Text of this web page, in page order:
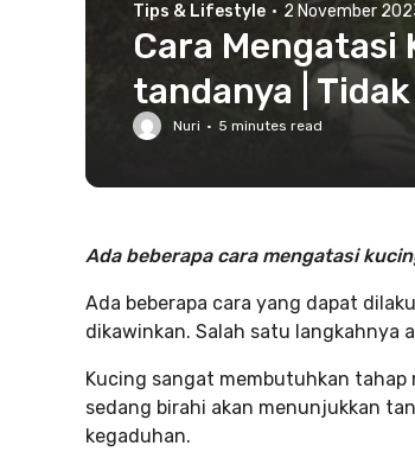
Tips & Lifestyle · 2 November
Cara Mengatasi
tandanya |
Nuri · 5 minutes read
Ada beberapa cara mengatasi
Ada beberapa cara yang dapat
dikawinkan. Salah satu langkahnya
Kucing sangat membutuhkan
sedang birahi akan menunjukkan
kegaduhan.